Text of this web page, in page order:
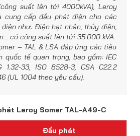
suất lên tới 4000kVA), Leroy
cung cấp đầu phát điện cho các
như: Điện hạt nhân, thủy điện,
có công suất lên tới 35.000 kVA.
– TAL & LSA đáp ứng các tiêu
quốc tế quan trọng, bao gồm: IEC
1.32-33, ISO 8528-3, CSA C22.2
(UL 1004 theo yêu cầu).
Leroy Somer TAL-A49-C
Đầu phát